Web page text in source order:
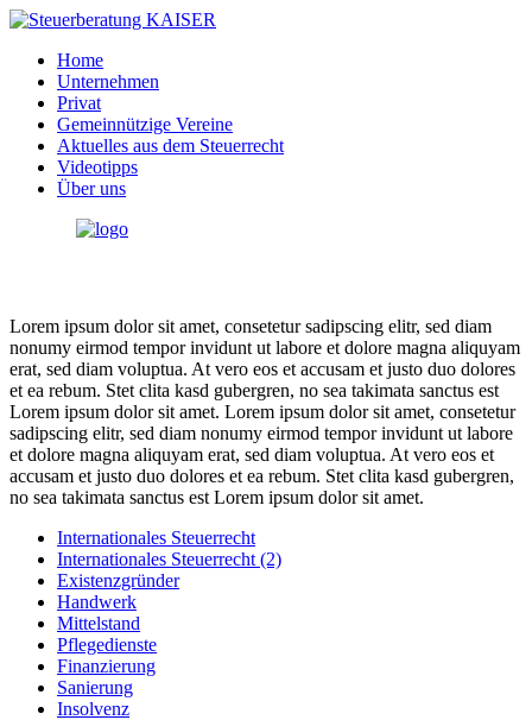
Home
Unternehmen
Privat
Gemeinnützige Vereine
Aktuelles aus dem Steuerrecht
Videotipps
Über uns
Lorem ipsum dolor sit amet, consetetur sadipscing elitr, sed diam
nonumy eirmod tempor invidunt ut labore et dolore magna aliquyam
erat, sed diam voluptua. At vero eos et accusam et justo duo dolores
et ea rebum. Stet clita kasd gubergren, no sea takimata sanctus est
Lorem ipsum dolor sit amet. Lorem ipsum dolor sit amet, consetetur
sadipscing elitr, sed diam nonumy eirmod tempor invidunt ut labore
et dolore magna aliquyam erat, sed diam voluptua. At vero eos et
accusam et justo duo dolores et ea rebum. Stet clita kasd gubergren,
no sea takimata sanctus est Lorem ipsum dolor sit amet.
Internationales Steuerrecht
Internationales Steuerrecht (2)
Existenzgründer
Handwerk
Mittelstand
Pflegedienste
Finanzierung
Sanierung
Insolvenz